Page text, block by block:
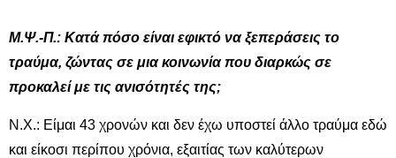
Μ.Ψ.-Π.: Κατά πόσο είναι εφικτό να ξεπεράσεις το
τραύμα, ζώντας σε μια κοινωνία που διαρκώς σε
προκαλεί με τις ανισότητές της;
Ν.Χ.: Είμαι 43 χρονών και δεν έχω υποστεί άλλο τραύμα εδώ
και είκοσι περίπου χρόνια, εξαιτίας των καλύτερων